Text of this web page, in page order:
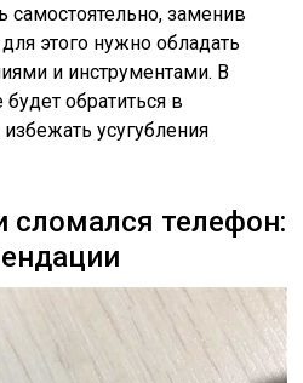
заменив
этого нужно обладать
и инструментами. В
обратиться в
усугубления
сломался телефон: